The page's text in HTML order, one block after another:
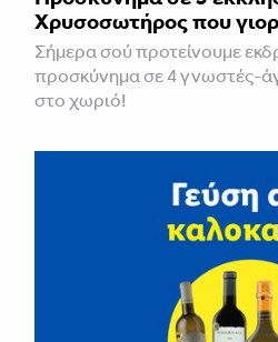
Χρυσοσωτήρος που
Σήμερα σού προτείνουμε
προσκύνημα σε 4 γνωστές-
στο χωριό!